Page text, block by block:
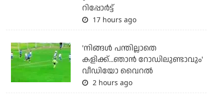
റിപ്പോര്‍ട്ട്
17 hours ago
'നിങ്ങള്‍ പന്തില്ലാതെ
കളിക്ക്...ഞാന്‍ റോഡിലുണ്ടാവും'
വീഡിയോ വൈറല്‍
2 hours ago